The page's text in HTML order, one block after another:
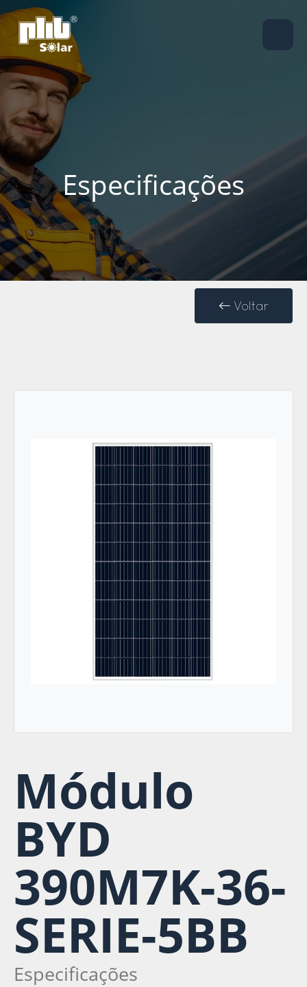
Especificações
Voltar
Módulo
BYD
390M7K-36-
SERIE-5BB
Especificações